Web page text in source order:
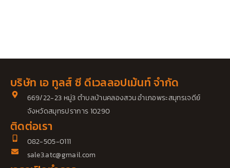
บริษัท เอ ทูลส์ ซี ดีเวลลอปเม้นท์ จำกัด
669/22-23 หมู่3 ตำบลบ้านคลองสวน อำเภอพระสมุทรเจดีย์
จังหวัดสมุทรปราการ 10290
ติดต่อเรา
082-505-0111
sale3.atc@gmail.com